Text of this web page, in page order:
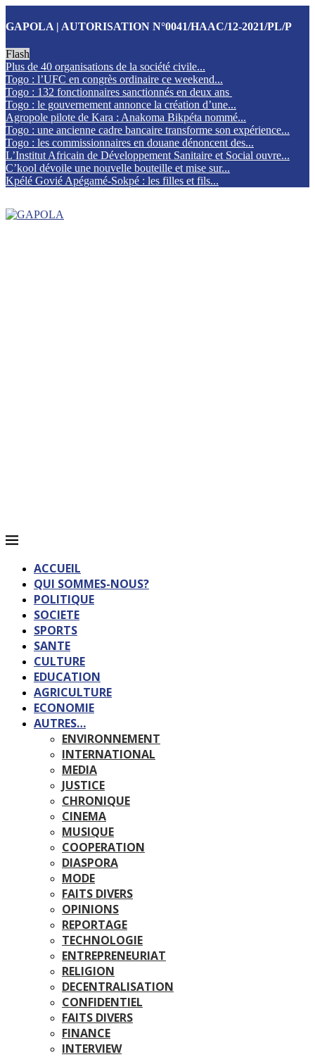
GAPOLA | AUTORISATION N°0041/HAAC/12-2021/PL/P
Flash
Plus de 40 organisations de la société civile...
Togo : l’UFC en congrès ordinaire ce weekend...
Togo : 132 fonctionnaires sanctionnés en deux ans
Togo : le gouvernement annonce la création d’une...
Agropole pilote de Kara : Anakoma Bikpéta nommé...
Togo : une ancienne cadre bancaire transforme son expérience...
Togo : les commissionnaires en douane dénoncent des...
L’Institut Africain de Développement Sanitaire et Social ouvre...
C’kool dévoile une nouvelle bouteille et mise sur...
Kpélé Govié Apégamé-Sokpé : les filles et fils...
ACCUEIL
QUI SOMMES-NOUS?
POLITIQUE
SOCIETE
SPORTS
SANTE
CULTURE
EDUCATION
AGRICULTURE
ECONOMIE
AUTRES…
ENVIRONNEMENT
INTERNATIONAL
MEDIA
JUSTICE
CHRONIQUE
CINEMA
MUSIQUE
COOPERATION
DIASPORA
MODE
FAITS DIVERS
OPINIONS
REPORTAGE
TECHNOLOGIE
ENTREPRENEURIAT
RELIGION
DECENTRALISATION
CONFIDENTIEL
FAITS DIVERS
FINANCE
INTERVIEW